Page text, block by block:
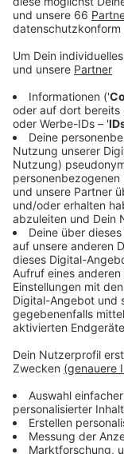
Hygiene- und
Anzeige
Der
große
RKI - weiter
Infektionsschutz
Infektionsrisiko
erhöhen. Sonst
Mehr Infos zum
Statement von
an Schulen:
Anzeige